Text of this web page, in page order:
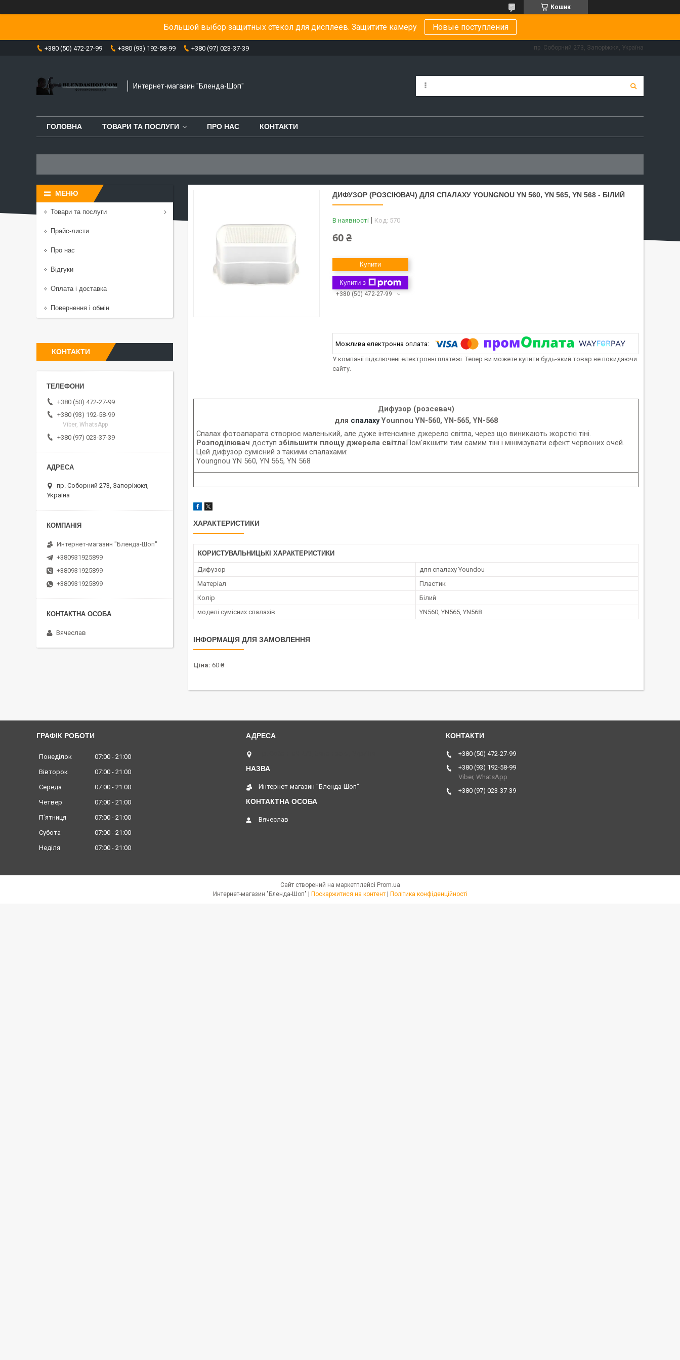
Кошик
Большой выбор защитных стекол для дисплеев. Защитите камеру Новые поступления
+380 (50) 472-27-99 +380 (93) 192-58-99 +380 (97) 023-37-39 пр. Соборний 273, Запоріжжя, Україна
Интернет-магазин "Бленда-Шоп"
ГОЛОВНА ТОВАРИ ТА ПОСЛУГИ ПРО НАС КОНТАКТИ
ДИФУЗОР (РОЗСІЮВАЧ) ДЛЯ СПАЛАХУ YOUNGNOU YN 560, YN 565, YN 568 - БІЛИЙ
В наявності Код: 570
60 ₴
Купити
Купити з
+380 (50) 472-27-99
У компанії підключені електронні платежі. Тепер ви можете купити будь-який товар не покидаючи
сайту.
Дифузор (розсевач)
для спалахуYounnou YN-560, YN-565, YN-568
Спалах фотоапарата створює маленький, але дуже інтенсивне джерело світла, через що виникають жорсткі тіні.
Розподілювач доступ збільшити площу джерела світлаПом'якшити тим самим тіні і мінімізувати ефект червоних очей.
Цей дифузор сумісний з такими спалахами:
Youngnou YN 560, YN 565, YN 568
ХАРАКТЕРИСТИКИ
КОРИСТУВАЛЬНИЦЬКІ ХАРАКТЕРИСТИКИ
Дифузор
для спалаху Youndou
Матеріал
Пластик
Колір
Білий
моделі сумісних спалахів
YN560, YN565, YN568
ІНФОРМАЦІЯ ДЛЯ ЗАМОВЛЕННЯ
Ціна: 60 ₴
Товари та послуги
Прайс-листи
Про нас
Відгуки
Оплата і доставка
Повернення і обмін
КОНТАКТИ
+380 (50) 472-27-99
+380 (93) 192-58-99
Viber, WhatsApp
+380 (97) 023-37-39
пр. Соборний 273, Запоріжжя,
Україна
Интернет-магазин "Бленда-Шоп"
+380931925899
+380931925899
+380931925899
Вячеслав
ГРАФІК РОБОТИ
Понеділок 07:00
21:00
Вівторок
07:00
21:00
Середа
07:00
21:00
Четвер
07:00
21:00
Пʼятниця
07:00
21:00
Субота
07:00
21:00
Неділя
07:00 21:00
Интернет-магазин "Бленда-Шоп"
Вячеслав
+380 (50) 472-27-99
+380 (93) 192-58-99
Viber, WhatsApp
+380 (97) 023-37-39
Сайт створений на маркетплейсі Prom.ua
Поскаржитися на контент Політика конфіденційності